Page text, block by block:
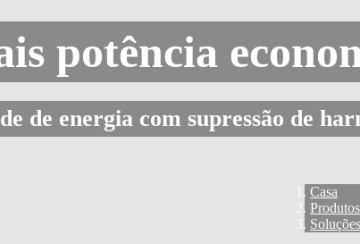
potência
de energia com supressão de
Casa
Produtos